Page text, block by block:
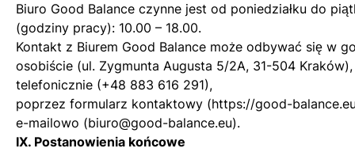
Biuro Good Balance czynne jest od poniedziałku do
(godziny pracy): 10.00 – 18.00.
Kontakt z Biurem Good Balance może odbywać się w
osobiście (ul. Zygmunta Augusta 5/2A, 31-504 Kraków),
telefonicznie (+48 883 616 291),
poprzez formularz kontaktowy (https://good-
e-mailowo (biuro@good-balance.eu).
IX. Postanowienia końcowe